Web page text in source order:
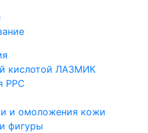
кислотой ЛАЗМИК
PPC
и омоложения кожи
фигуры